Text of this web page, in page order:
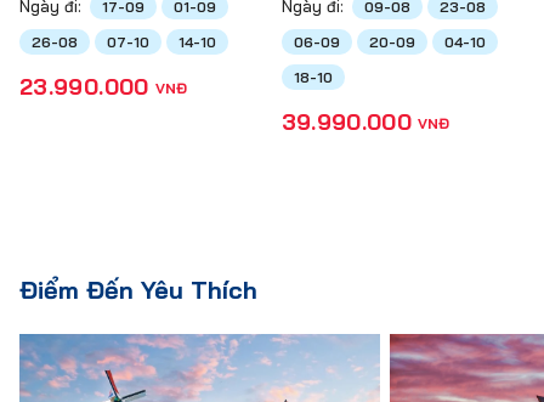
Ngày đi: 17-09
01-09
26-08
07-10 14-10
23.990.000 VNĐ
Ngày đi: 09-08
23-08
06-09
20-09
04-10
18-10
39.990.000 VNĐ
Điểm Đến Yêu Thích